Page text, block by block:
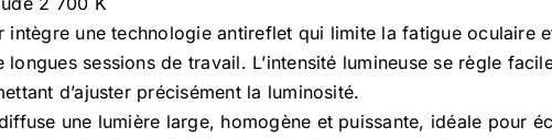
intègre une technologie antireflet qui limite la fatigue oculaire
longues sessions de travail. L’intensité lumineuse se règle
d’ajuster précisément la luminosité.
une lumière large, homogène et puissante, idéale pour